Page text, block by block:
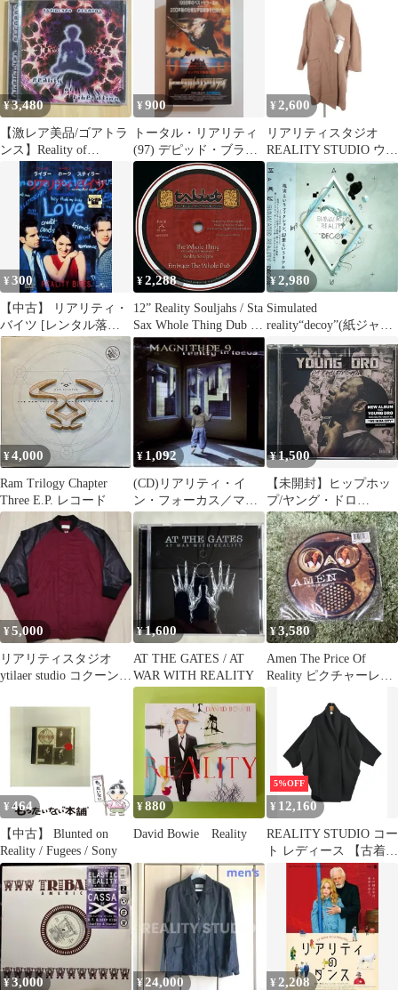
Album (Fake Zine Ver.)
[輸入盤]
¥3,480
【激レア美品/ゴアトラ
ンス】Reality of
Liberation CD
¥900
トータル・リアリティ
(97) デピッド・ブラッ
ドリー
¥ 2,600
リアリティスタジオ
REALITY STUDIO ウー
ル ロング コート ジッ
プ S ピンクベージュ系
■TC
¥300
【中古】 リアリティ・
バイツ [レンタル落ち]
[DVD]
¥2,288
12” Reality Souljahs / Sta
Sax Whole Thing Dub /
Magic Blow Dub
TAB12003 Tablet
Records EU /00175
¥2,980
Simulated
reality“decoy”(紙ジャケ
ット仕様)(中古品)
¥4,000
Ram Trilogy Chapter
Three E.P. レコード
¥ 1,092
(CD)リアリティ・イ
ン・フォーカス／マグ
ニチュード・ナイン
¥1,500
【未開封】ヒップホッ
プ/ヤング・ドロ
ー/Young Dro/Da Reality
Show
¥5,000
リアリティスタジオ
ytilaer studio コクーンコ
¥1,600
AT THE GATES / AT
WAR WITH REALITY
¥3,580
Amen The Price Of
Reality ピクチャーレコ
¥ 464
【中古】 Blunted on
Reality / Fugees / Sony
¥880
David Bowie Reality
5%OFF
¥ 12,160
REALITY STUDIO コー
ト レディース 【古着】
【中古】【送料無料】
¥3,000 ¥24,000 ¥ 2,208